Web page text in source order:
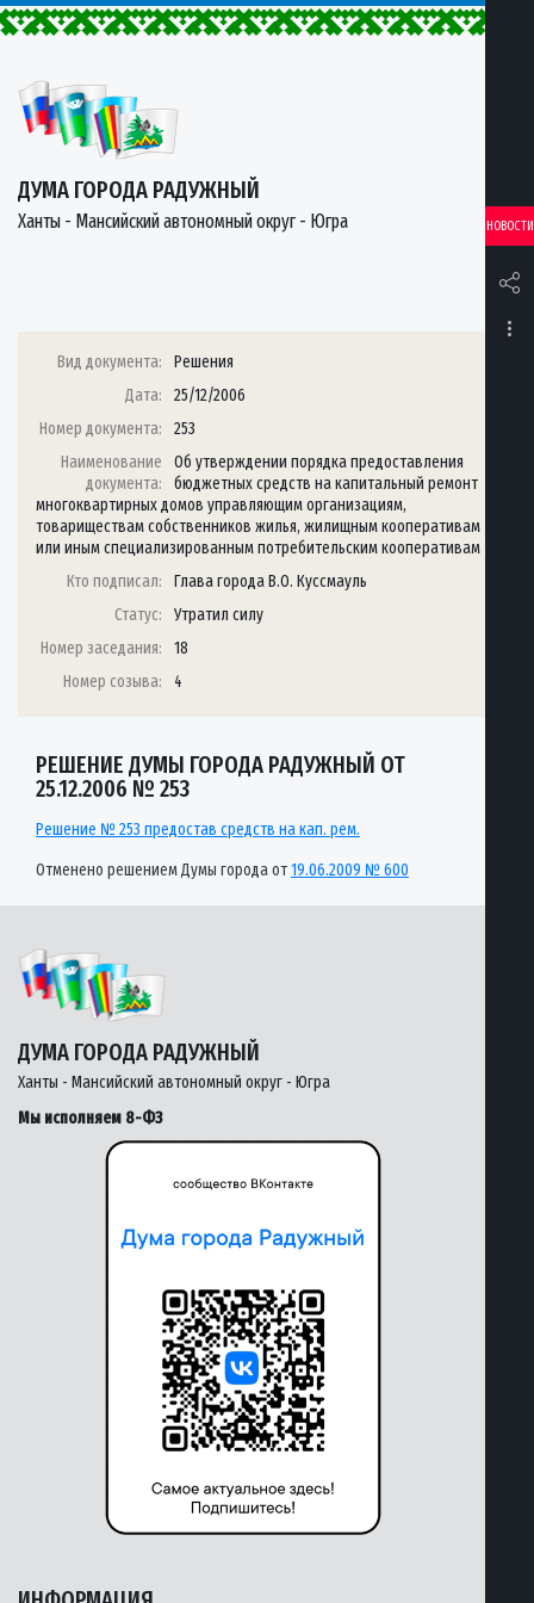
ДУМА ГОРОДА РАДУЖНЫЙ
Ханты - Мансийский автономный округ - Югра НОВОСТИ
Вид документа:
Решения
Дата:
25/12/2006
Номер документа:
253
Наименование
документа:
Об утверждении порядка предоставления
бюджетных средств на капитальный ремонт
многоквартирных домов управляющим организациям,
товариществам собственников жилья, жилищным кооперативам
или иным специализированным потребительским кооперативам
Кто подписал:
Глава города В.О. Куссмауль
Статус:
Утратил силу
Номер заседания:
18
Номер созыва:
4
РЕШЕНИЕ ДУМЫ ГОРОДА РАДУЖНЫЙ ОТ
25.12.2006 № 253
Решение № 253 предостав средств на кап. рем.
Отменено решением Думы города от19.06.2009 № 600
ДУМА ГОРОДА РАДУЖНЫЙ
Ханты - Мансийский автономный округ - Югра
Мы исполняем 8-ФЗ